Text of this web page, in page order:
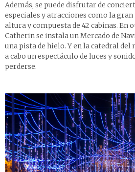
Además, se puede disfrutar de
especiales y atracciones como la
altura y compuesta de 42 cabinas. En
Catherin se instala un Mercado de
una pista de hielo. Y en la catedral
a cabo un espectáculo de luces y
perderse.